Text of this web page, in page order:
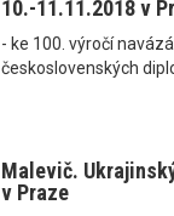
10.-11.11.2018 v
- ke 100. výročí
československých
Malevič.
v Praze